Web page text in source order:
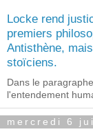
Locke rend
premiers
Antisthène,
stoïciens.
Dans le
l'entendement
mercredi 6